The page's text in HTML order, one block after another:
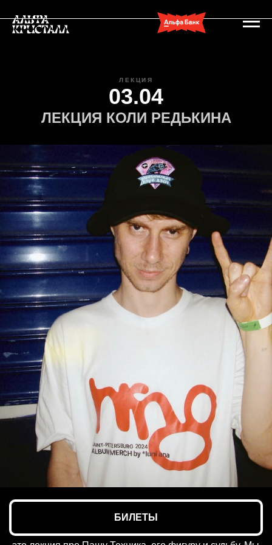
ЛЕКЦИЯ
03.04
ЛЕКЦИЯ КОЛИ РЕДЬКИНА
цикл лекций о современной музыке
БИЛЕТЫ